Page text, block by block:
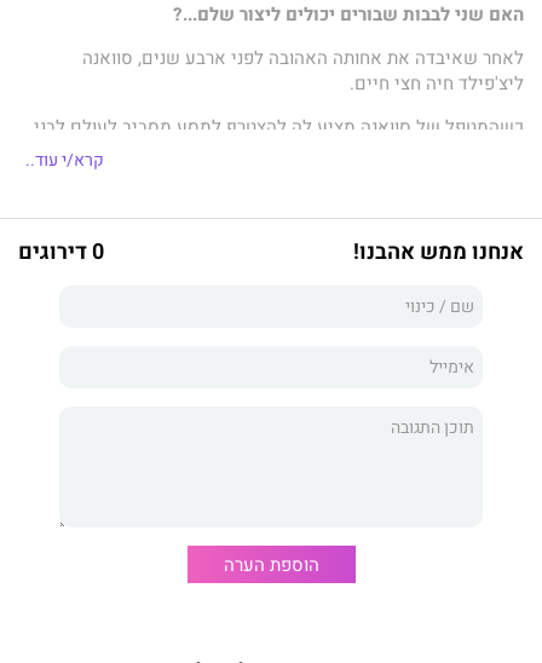
האם שני לבבות שבורים יכולים ליצור שלם...?
לאחר שאיבדה את אחותה האהובה לפני ארבע שנים, סוואנה
ליצ'פילד חיה חצי חיים.
כשהמטפל של סוואנה מציע לה להצטרף למסע מסביב לעולם לבני
נוער אבלים, היא מסכימה ללכת ונאחזת בחוזקה ביומן שלא נקרא,
וכעת קייל כבר לא יכול היה לעלות על הקרח. כשהוריו רושמים אותו
כשקייל וסוואנה יוצאים למסע, הם מתחילים למצוא נחמה זה בזה.
של אהבה שהם מעולם לא חשבו שירגישו שוב?
אלף חתיכות שבורות
קרא/י עוד..
אנחנו ממש אהבנו! 0 דירוגים
הוספת הערה